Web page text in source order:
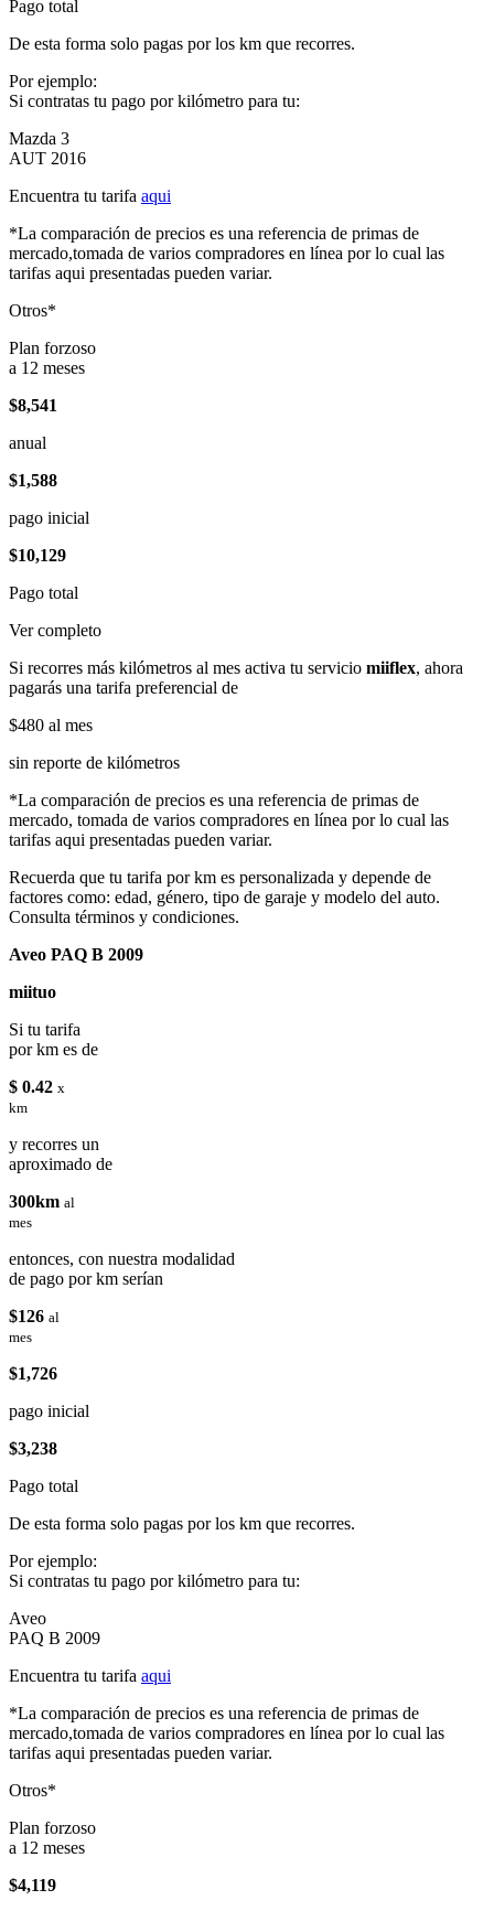
Pago total
De esta forma solo pagas por los km que recorres.
Por ejemplo:
Si contratas tu pago por kilómetro para tu:
Mazda 3
AUT 2016
Encuentra tu tarifa aqui
*La comparación de precios es una referencia de primas de
mercado,tomada de varios compradores en línea por lo cual las
tarifas aqui presentadas pueden variar.
Otros*
Plan forzoso
a 12 meses
$8,541
anual
$1,588
pago inicial
$10,129
Pago total
Ver completo
Si recorres más kilómetros al mes activa tu servicio miiflex, ahora
pagarás una tarifa preferencial de
$480 al mes
sin reporte de kilómetros
*La comparación de precios es una referencia de primas de
mercado, tomada de varios compradores en línea por lo cual las
tarifas aqui presentadas pueden variar.
Recuerda que tu tarifa por km es personalizada y depende de
factores como: edad, género, tipo de garaje y modelo del auto.
Consulta términos y condiciones.
Aveo PAQ B 2009
miituo
Si tu tarifa
por km es de
$ 0.42 x
km
y recorres un
aproximado de
300km al
mes
entonces, con nuestra modalidad
de pago por km serían
$126 al
mes
$1,726
pago inicial
$3,238
Pago total
De esta forma solo pagas por los km que recorres.
Por ejemplo:
Si contratas tu pago por kilómetro para tu:
Aveo
PAQ B 2009
Encuentra tu tarifa aqui
*La comparación de precios es una referencia de primas de
mercado,tomada de varios compradores en línea por lo cual las
tarifas aqui presentadas pueden variar.
Otros*
Plan forzoso
a 12 meses
$4,119